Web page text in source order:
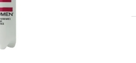
SEIFENBLUMENSTRAUSS LAURA
€40,90